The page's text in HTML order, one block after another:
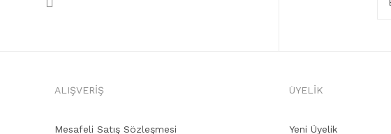
ALIŞVERİŞ
Mesafeli Satış Sözleşmesi
ÜYELİK
Yeni Üyelik